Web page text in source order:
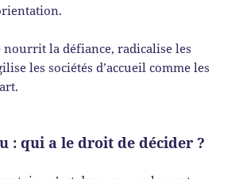
nourrit la défiance, radicalise les
les sociétés d’accueil comme les
: qui a le droit de décider ?